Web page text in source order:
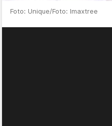
Foto: Unique/Foto: Imaxtree